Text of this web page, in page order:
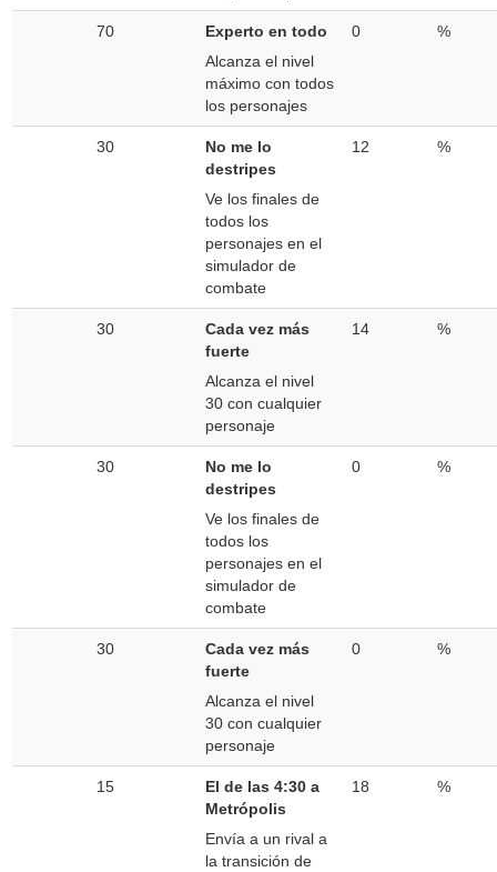
70
Experto en todo
Alcanza el nivel
máximo con todos
los personajes
0 %
30
No me lo
destripes
Ve los finales de
todos los
personajes en el
simulador de
combate
12 %
30
Cada vez más
fuerte
Alcanza el nivel
30 con cualquier
personaje
14 %
30
No me lo
destripes
Ve los finales de
todos los
personajes en el
simulador de
combate
0 %
30
Cada vez más
fuerte
Alcanza el nivel
30 con cualquier
personaje
0 %
15
El de las 4:30 a
Metrópolis
Envía a un rival a
la transición de
18 %